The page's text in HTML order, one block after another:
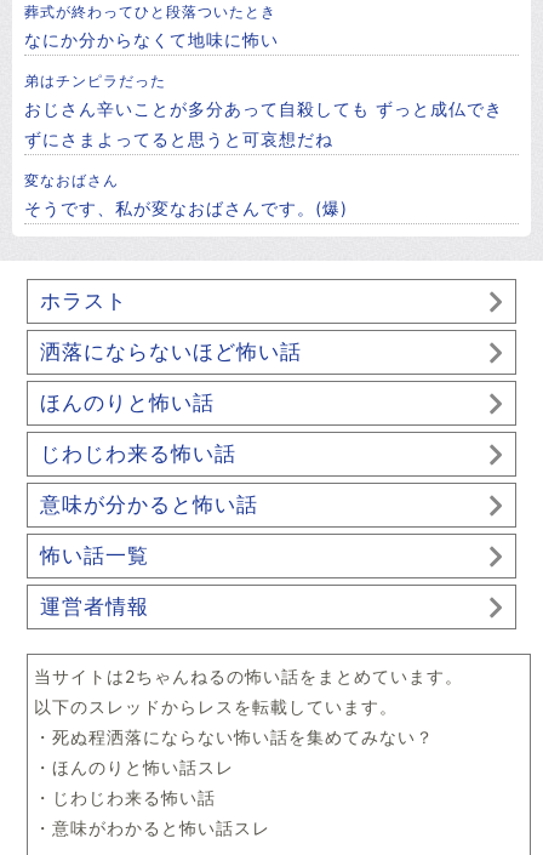
葬式が終わってひと段落ついたとき
なにか分からなくて地味に怖い
弟はチンピラだった
おじさん辛いことが多分あって自殺しても ずっと成仏でき
ずにさまよってると思うと可哀想だね
変なおばさん
そうです、私が変なおばさんです。(爆)
ホラスト
洒落にならないほど怖い話
ほんのりと怖い話
じわじわ来る怖い話
意味が分かると怖い話
怖い話一覧
運営者情報
当サイトは2ちゃんねるの怖い話をまとめています。
以下のスレッドからレスを転載しています。
・死ぬ程洒落にならない怖い話を集めてみない？
・ほんのりと怖い話スレ
・じわじわ来る怖い話
・意味がわかると怖い話スレ